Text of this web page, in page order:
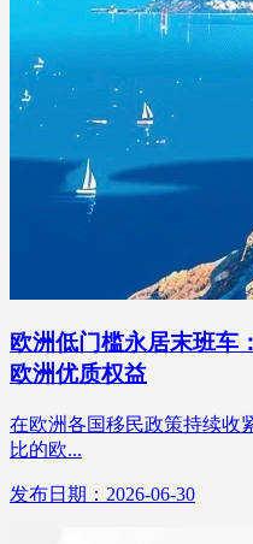
欧洲低门槛永居末班车
欧洲优质权益
在欧洲各国移民政策持续收
比的欧...
发布日期：2026-06-30